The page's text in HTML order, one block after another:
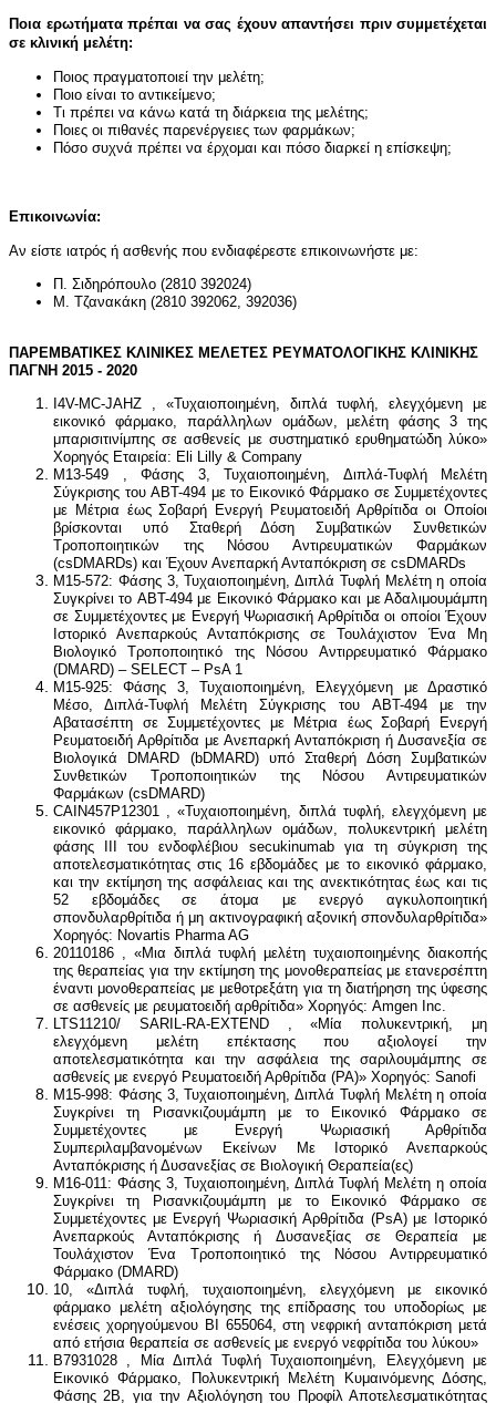
Ποια ερωτήματα πρέπαι να σας έχουν απαντήσει πριν συμμετέχεται
σε κλινική μελέτη:
Ποιος πραγματοποιεί την μελέτη;
Ποιο είναι το αντικείμενο;
Τι πρέπει να κάνω κατά τη διάρκεια της μελέτης;
Ποιες οι πιθανές παρενέργειες των φαρμάκων;
Πόσο συχνά πρέπει να έρχομαι και πόσο διαρκεί η επίσκεψη;
Επικοινωνία:
Αν είστε ιατρός ή ασθενής που ενδιαφέρεστε επικοινωνήστε με:
Π. Σιδηρόπουλο (2810 392024)
Μ. Τζανακάκη (2810 392062, 392036)
ΠΑΡΕΜΒΑΤΙΚΕΣ ΚΛΙΝΙΚΕΣ ΜΕΛΕΤΕΣ ΡΕΥΜΑΤΟΛΟΓΙΚΗΣ ΚΛΙΝΙΚΗΣ
ΠΑΓΝΗ 2015 - 2020
I4V-MC-JAHZ , «Τυχαιοποιημένη, διπλά τυφλή, ελεγχόμενη με
εικονικό φάρμακο, παράλληλων ομάδων, μελέτη φάσης 3 της
μπαρισιτινίμπης σε ασθενείς με συστηματικό ερυθηματώδη λύκο»
Χορηγός Εταιρεία: Eli Lilly & Company
M13-549 , Φάσης 3, Τυχαιοποιημένη, Διπλά-Τυφλή Μελέτη
Σύγκρισης του ABT-494 με το Εικονικό Φάρμακο σε Συμμετέχοντες
με Μέτρια έως Σοβαρή Ενεργή Ρευματοειδή Αρθρίτιδα οι Οποίοι
βρίσκονται υπό Σταθερή Δόση Συμβατικών Συνθετικών
Τροποποιητικών της Νόσου Αντιρευματικών Φαρμάκων
(csDMARDs) και Έχουν Ανεπαρκή Ανταπόκριση σε csDMARDs
M15-572: Φάσης 3, Τυχαιοποιημένη, Διπλά Τυφλή Μελέτη η οποία
Συγκρίνει το ABT-494 με Εικονικό Φάρμακο και με Αδαλιμουμάμπη
σε Συμμετέχοντες με Ενεργή Ψωριασική Αρθρίτιδα οι οποίοι Έχουν
Ιστορικό Ανεπαρκούς Ανταπόκρισης σε Τουλάχιστον Ένα Μη
Βιολογικό Τροποποιητικό της Νόσου Αντιρρευματικό Φάρμακο
(DMARD) – SELECT – PsA 1
M15-925: Φάσης 3, Τυχαιοποιημένη, Ελεγχόμενη με Δραστικό
Μέσο, Διπλά-Τυφλή Μελέτη Σύγκρισης του ABT-494 με την
Αβατασέπτη σε Συμμετέχοντες με Μέτρια έως Σοβαρή Ενεργή
Ρευματοειδή Αρθρίτιδα με Ανεπαρκή Ανταπόκριση ή Δυσανεξία σε
Βιολογικά DMARD (bDMARD) υπό Σταθερή Δόση Συμβατικών
Συνθετικών Τροποποιητικών της Νόσου Αντιρευματικών
Φαρμάκων (csDMARD)
CAIN457P12301 , «Τυχαιοποιημένη, διπλά τυφλή, ελεγχόμενη με
εικονικό φάρμακο, παράλληλων ομάδων, πολυκεντρική μελέτη
φάσης ΙΙΙ του ενδοφλέβιου secukinumab για τη σύγκριση της
αποτελεσματικότητας στις 16 εβδομάδες με το εικονικό φάρμακο,
και την εκτίμηση της ασφάλειας και της ανεκτικότητας έως και τις
52 εβδομάδες σε άτομα με ενεργό αγκυλοποιητική
σπονδυλαρθρίτιδα ή μη ακτινογραφική αξονική σπονδυλαρθρίτιδα»
Χορηγός: Novartis Pharma AG
20110186 , «Μια διπλά τυφλή µελέτη τυχαιοποιημένης διακοπής
της θεραπείας για την εκτίμηση της μονοθεραπείας με ετανερσέπτη
έναντι μονοθεραπείας με μεθοτρεξάτη για τη διατήρηση της ύφεσης
σε ασθενείς με ρευματοειδή αρθρίτιδα» Χορηγός: Amgen Inc.
LTS11210/ SARIL-RA-EXTEND , «Μία πολυκεντρική, μη
ελεγχόμενη μελέτη επέκτασης που αξιολογεί την
αποτελεσματικότητα και την ασφάλεια της σαριλουμάμπης σε
ασθενείς με ενεργό Ρευματοειδή Αρθρίτιδα (ΡΑ)» Χορηγός: Sanofi
M15-998: Φάσης 3, Τυχαιοποιημένη, Διπλά Τυφλή Μελέτη η οποία
Συγκρίνει τη Ρισανκιζουμάμπη με το Εικονικό Φάρμακο σε
Συμμετέχοντες με Ενεργή Ψωριασική Αρθρίτιδα
Συμπεριλαμβανομένων Εκείνων Με Ιστορικό Ανεπαρκούς
Ανταπόκρισης ή Δυσανεξίας σε Βιολογική Θεραπεία(ες)
M16-011: Φάσης 3, Τυχαιοποιημένη, Διπλά Τυφλή Μελέτη η οποία
Συγκρίνει τη Ρισανκιζουμάμπη με το Εικονικό Φάρμακο σε
Συμμετέχοντες με Ενεργή Ψωριασική Αρθρίτιδα (PsA) με Ιστορικό
Ανεπαρκούς Ανταπόκρισης ή Δυσανεξίας σε Θεραπεία με
Τουλάχιστον Ένα Τροποποιητικό της Νόσου Αντιρρευματικό
Φάρμακο (DMARD)
10, «Διπλά τυφλή, τυχαιοποιημένη, ελεγχόμενη με εικονικό
φάρμακο μελέτη αξιολόγησης της επίδρασης του υποδορίως με
ενέσεις χορηγούμενου BI 655064, στη νεφρική ανταπόκριση μετά
από ετήσια θεραπεία σε ασθενείς με ενεργό νεφρίτιδα του λύκου»
Β7931028 , Μία Διπλά Τυφλή Τυχαιοποιημένη, Ελεγχόμενη με
Εικονικό Φάρμακο, Πολυκεντρική Μελέτη Κυμαινόμενης Δόσης,
Φάσης 2Β, για την Αξιολόγηση του Προφίλ Αποτελεσματικότητας